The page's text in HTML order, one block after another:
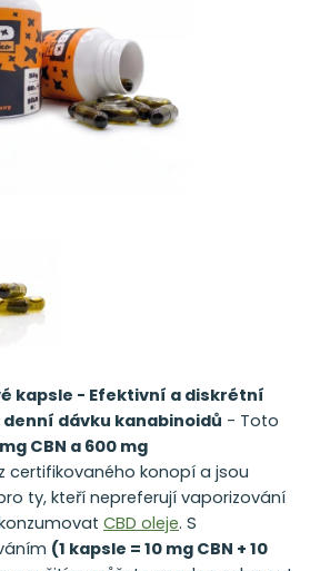
kapsle - Efektivní a diskrétní
dávku kanabinoidů - Toto
CBN a 600 mg
certifikovaného konopí a jsou
ty, kteří nepreferují vaporizování
CBD oleje. S
(1 kapsle = 10 mg CBN + 10